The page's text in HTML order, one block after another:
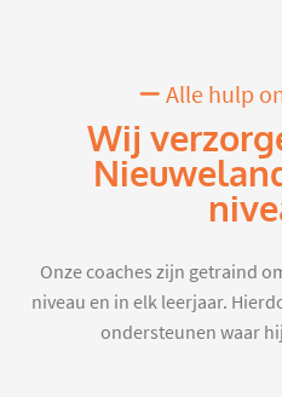
Alle hulp
Wij
Onze coaches zijn getraind
niveau en in elk leerjaar.
ondersteunen waar